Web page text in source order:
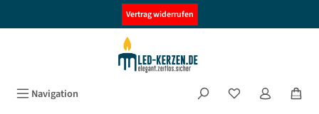
Vertrag widerrufen
Navigation